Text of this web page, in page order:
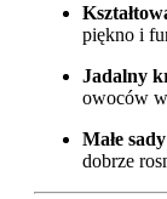
piękno i
Jadalny
owoców
Małe sady
dobrze